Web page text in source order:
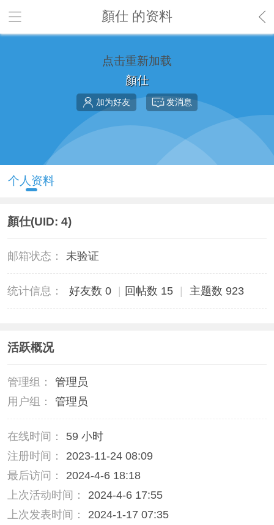
顏仕 的资料
点击重新加载
顏仕
加为好友 发消息
个人资料
顏仕(UID: 4)
邮箱状态： 未验证
统计信息： 好友数 0 | 回帖数 15 | 主题数 923
活跃概况
管理组：
管理员
用户组：
管理员
在线时间：
59 小时
注册时间：
2023-11-24 08:09
最后访问：
2024-4-6 18:18
上次活动时间：
2024-4-6 17:55
上次发表时间：
2024-1-17 07:35